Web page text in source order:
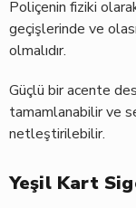
Poliçenin fiziki olarak
geçişlerinde ve
olmalıdır.
Güçlü bir acente
tamamlanabilir ve
netleştirilebilir.
Yeşil Kart